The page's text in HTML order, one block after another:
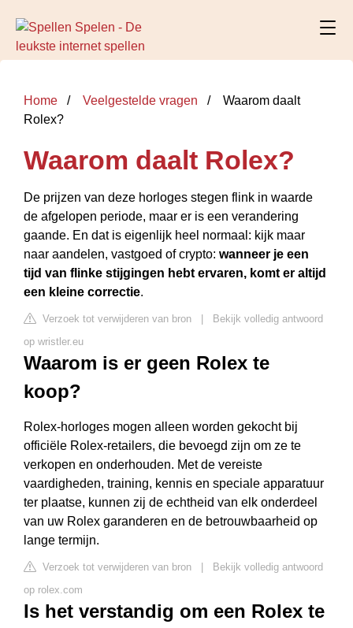
Home Veelgestelde vragen
Waarom daalt
Rolex?
Waarom daalt Rolex?
De prijzen van deze horloges stegen flink in waarde
de afgelopen periode, maar er is een verandering
gaande. En dat is eigenlijk heel normaal: kijk maar
naar aandelen, vastgoed of crypto: wanneer je een
tijd van flinke stijgingen hebt ervaren, komt er altijd
een kleine correctie.
Verzoek tot verwijderen van bron
Bekijk volledig antwoord
op wristler.eu
Waarom is er geen Rolex te
koop?
Rolex-horloges mogen alleen worden gekocht bij
officiële Rolex-retailers, die bevoegd zijn om ze te
verkopen en onderhouden. Met de vereiste
vaardigheden, training, kennis en speciale apparatuur
ter plaatse, kunnen zij de echtheid van elk onderdeel
van uw Rolex garanderen en de betrouwbaarheid op
lange termijn.
Verzoek tot verwijderen van bron
Bekijk volledig antwoord
op rolex.com
Is het verstandig om een Rolex te